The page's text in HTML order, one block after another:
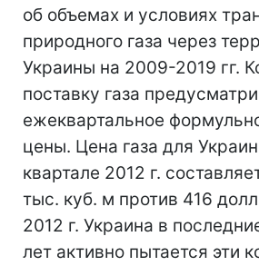
об объемах и условиях
природного газа через
Украины на 2009-2019 гг.
поставку газа
ежеквартальное
цены. Цена газа для
квартале 2012 г.
тыс. куб. м против 416
2012 г. Украина в
лет активно пытается эти